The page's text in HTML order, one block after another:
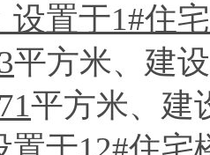
设置于1#住
平方米、建
平方米、建